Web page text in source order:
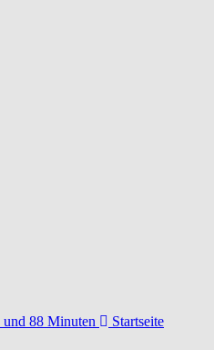
und 88 Minuten
Startseite